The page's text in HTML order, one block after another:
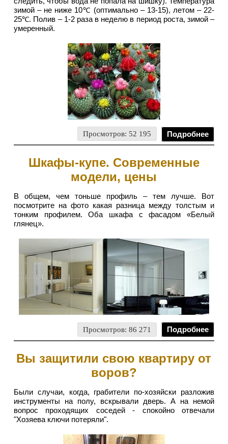
зимой – не ниже 10℃ (оптимально – 13-15), летом – 22-
25℃. Полив – 1-2 раза в неделю в период роста, зимой –
умеренный.
Просмотров: 52 195 Подробнее
Шкафы-купе. Современные
модели, цены
В общем, чем тоньше профиль – тем лучше. Вот
посмотрите на фото какая разница между толстым и
тонким профилем. Оба шкафа с фасадом «Белый
глянец».
Просмотров: 86 271 Подробнее
Вы защитили свою квартиру от
воров?
Были случаи, когда, грабители по-хозяйски разложив
инструменты на полу, вскрывали дверь. А на немой
вопрос проходящих соседей - спокойно отвечали
"Хозяева ключи потеряли".